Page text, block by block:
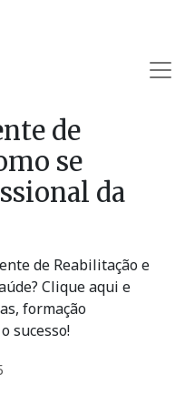
de
se
da
de Reabilitação e
Clique aqui e
formação
sucesso!